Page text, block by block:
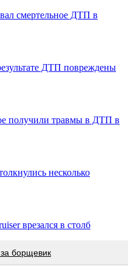
смертельное ДТП в
ДТП повреждены
получили травмы в ДТП в
несколько
врезался в столб
борщевик